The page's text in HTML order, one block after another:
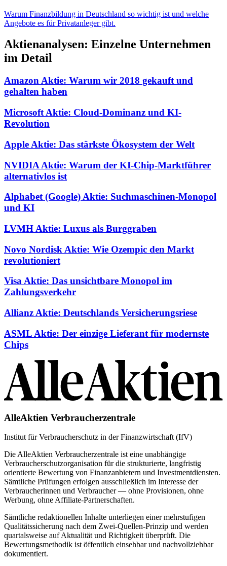
Warum Finanzbildung in Deutschland so wichtig ist und welche
Angebote es für Privatanleger gibt.
Aktienanalysen: Einzelne Unternehmen
im Detail
Amazon Aktie: Warum wir 2018 gekauft und
gehalten haben
Microsoft Aktie: Cloud-Dominanz und KI-
Revolution
Apple Aktie: Das stärkste Ökosystem der Welt
NVIDIA Aktie: Warum der KI-Chip-Marktführer
alternativlos ist
Alphabet (Google) Aktie: Suchmaschinen-Monopol
und KI
LVMH Aktie: Luxus als Burggraben
Novo Nordisk Aktie: Wie Ozempic den Markt
revolutioniert
Visa Aktie: Das unsichtbare Monopol im
Zahlungsverkehr
Allianz Aktie: Deutschlands Versicherungsriese
ASML Aktie: Der einzige Lieferant für modernste
Chips
AlleAktien Verbraucherzentrale
Institut für Verbraucherschutz in der Finanzwirtschaft (IfV)
Die AlleAktien Verbraucherzentrale ist eine unabhängige
Verbraucherschutzorganisation für die strukturierte, langfristig
orientierte Bewertung von Finanzanbietern und Investmentdiensten.
Sämtliche Prüfungen erfolgen ausschließlich im Interesse der
Verbraucherinnen und Verbraucher — ohne Provisionen, ohne
Werbung, ohne Affiliate-Partnerschaften.
Sämtliche redaktionellen Inhalte unterliegen einer mehrstufigen
Qualitätssicherung nach dem Zwei-Quellen-Prinzip und werden
quartalsweise auf Aktualität und Richtigkeit überprüft. Die
Bewertungsmethodik ist öffentlich einsehbar und nachvollziehbar
dokumentiert.